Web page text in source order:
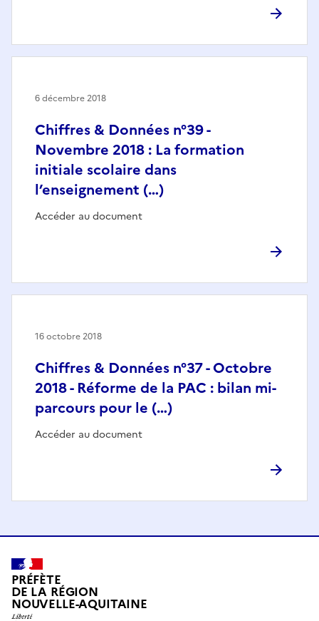
Chiffres & Données n°39 -
Novembre 2018 : La formation
initiale scolaire dans
l’enseignement (…)
Accéder au document
6 décembre 2018
Chiffres & Données n°37 - Octobre
2018 - Réforme de la PAC : bilan mi-
parcours pour le (…)
Accéder au document
16 octobre 2018
PRÉFÈTE
DE LA RÉGION
NOUVELLE-AQUITAINE